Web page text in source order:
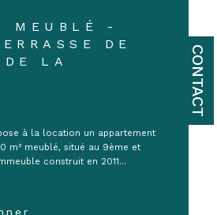
CONTACT
MEUBLÉ -
DE
LA
à la location un appartement
m² meublé, situé au 9ème et
construit en 2011...